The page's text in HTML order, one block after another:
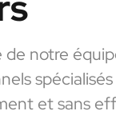
notre
et sans